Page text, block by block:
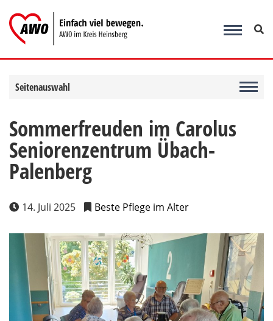
Inhalt
springen
Seitenauswahl
Sommerfreuden im Carolus
Seniorenzentrum Übach-
Palenberg
14. Juli 2025 Beste Pflege im Alter